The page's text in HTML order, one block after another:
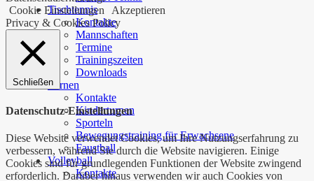
Tischtennis
Kontakte
Mannschaften
Termine
Trainingszeiten
Downloads
Turnen
Kontakte
Kinderturnen
Sporteln
Bewegungstraining für Erwachsene
Faustball
Volleyball
Kontakte
Cookie Einstellungen
Akzeptieren
Privacy & Cookies Policy
Schließen
Datenschutz-Einstellungen
Diese Website verwendet Cookies, um Ihre Nutzungserfahrung zu
verbessern, während Sie durch die Website navigieren. Einige
Cookies sind für grundlegenden Funktionen der Website zwingend
erforderlich. Darüber hinaus verwenden wir auch Cookies von